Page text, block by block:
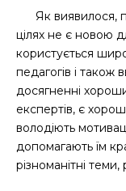
Як виявилося,
цілях не є новою
користується
педагогів і
досягненні
експертів, є
володіють
допомагають їм
різноманітні